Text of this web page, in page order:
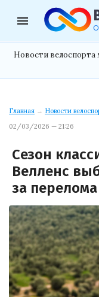
menu
Новости велоспорта
Главная → Новости
02/03/2026 — 21:26
Сезон
Велленс
за